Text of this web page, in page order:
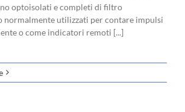
optoisolati e completi di filtro
normalmente utilizzati per contare impulsi
o come indicatori remoti [...]